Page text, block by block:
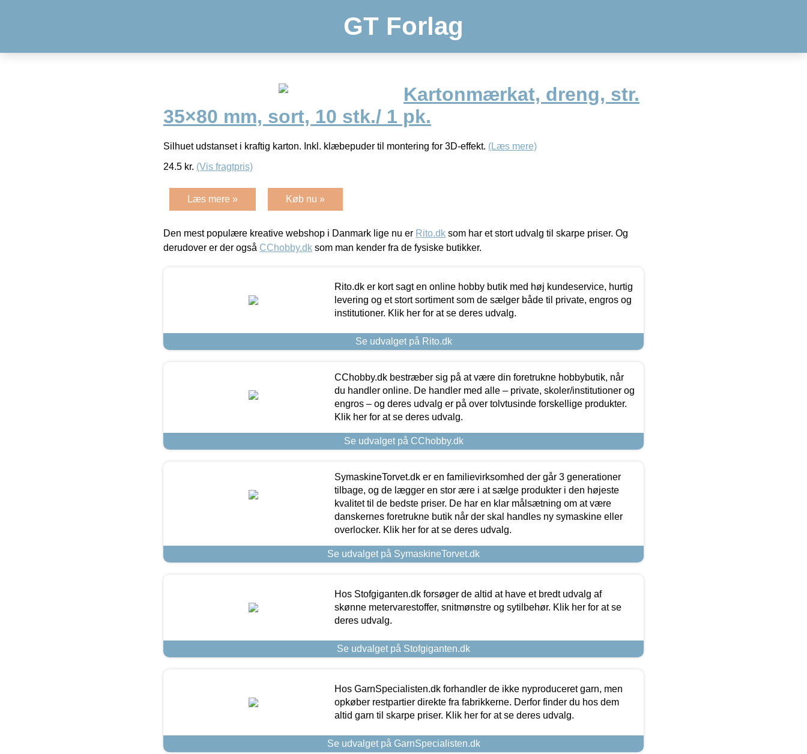
GT Forlag
Kartonmærkat, dreng, str.
35×80 mm, sort, 10 stk./ 1 pk.
Silhuet udstanset i kraftig karton. Inkl. klæbepuder til montering for 3D-effekt. (Læs mere)
24.5 kr. (Vis fragtpris)
Læs mere » Køb nu »
Den mest populære kreative webshop i Danmark lige nu er Rito.dk som har et stort udvalg til skarpe priser. Og
derudover er der også CChobby.dk som man kender fra de fysiske butikker.
Rito.dk er kort sagt en online hobby butik med høj kundeservice, hurtig
levering og et stort sortiment som de sælger både til private, engros og
institutioner. Klik her for at se deres udvalg.
Se udvalget på Rito.dk
CChobby.dk bestræber sig på at være din foretrukne hobbybutik, når
du handler online. De handler med alle – private, skoler/institutioner og
engros – og deres udvalg er på over tolvtusinde forskellige produkter.
Klik her for at se deres udvalg.
Se udvalget på CChobby.dk
SymaskineTorvet.dk er en familievirksomhed der går 3 generationer
tilbage, og de lægger en stor ære i at sælge produkter i den højeste
kvalitet til de bedste priser. De har en klar målsætning om at være
danskernes foretrukne butik når der skal handles ny symaskine eller
overlocker. Klik her for at se deres udvalg.
Se udvalget på SymaskineTorvet.dk
Hos Stofgiganten.dk forsøger de altid at have et bredt udvalg af
skønne metervarestoffer, snitmønstre og sytilbehør. Klik her for at se
deres udvalg.
Se udvalget på Stofgiganten.dk
Hos GarnSpecialisten.dk forhandler de ikke nyproduceret garn, men
opkøber restpartier direkte fra fabrikkerne. Derfor finder du hos dem
altid garn til skarpe priser. Klik her for at se deres udvalg.
Se udvalget på GarnSpecialisten.dk